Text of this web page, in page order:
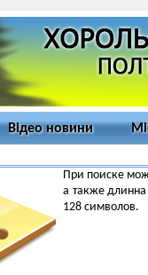
Відео новини
При поиске
а также длинна
128 символов.